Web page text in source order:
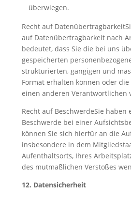
überwiegen.
Recht auf
auf Datenübertragbarkeit nach
bedeutet, dass Sie die bei uns
gespeicherten
strukturierten, gängigen und
Format erhalten können oder
einen anderen Verantwortlichen
Recht auf BeschwerdeSie haben
Beschwerde bei einer
können Sie sich hierfür an die
insbesondere in dem
Aufenthaltsorts, Ihres
des mutmaßlichen Verstoßes
12. Datensicherheit